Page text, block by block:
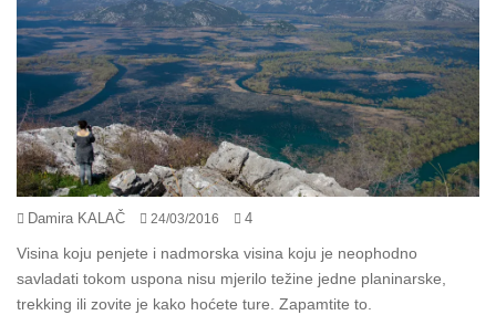
Damira KALAČ 24/03/2016 4
Visina koju penjete i nadmorska visina koju je neophodno
savladati tokom uspona nisu mjerilo težine jedne planinarske,
trekking ili zovite je kako hoćete ture. Zapamtite to.